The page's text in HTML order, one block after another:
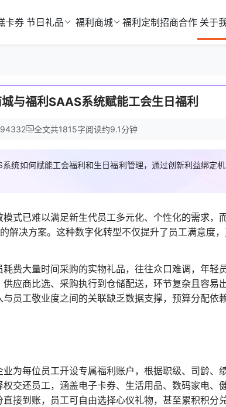
卡券 节日礼品 福利商城 福利定制 招商合作 关于
与福利SAAS系统赋能工会生日福利
全文共1815字阅读约9.1分钟
统如何赋能工会福利和生日福利管理，通过创新利益绑定
式已难以满足新生代员工多元化、个性化的需求，
解决方案。这种数字化转型不仅提升了员工满意度
费大量时间采购的实物礼品，往往众口难调，年轻
应商比选、采购执行到仓储配送，环节复杂且容易
员工敬业度之间的关联缺乏数据支撑，预算分配依
为每位员工开设专属福利账户，根据职级、司龄、
交还员工，涵盖电子卡券、生活用品、数码家电、
接到账，员工可自由选择心仪礼物，甚至累积积分